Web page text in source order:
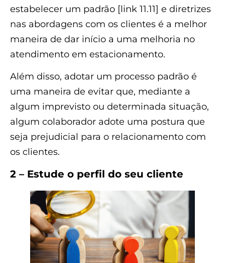
estabelecer um padrão [link 11.11] e diretrizes
nas abordagens com os clientes é a melhor
maneira de dar início a uma melhoria no
atendimento em estacionamento.
Além disso, adotar um processo padrão é
uma maneira de evitar que, mediante a
algum imprevisto ou determinada situação,
algum colaborador adote uma postura que
seja prejudicial para o relacionamento com
os clientes.
2 – Estude o perfil do seu cliente